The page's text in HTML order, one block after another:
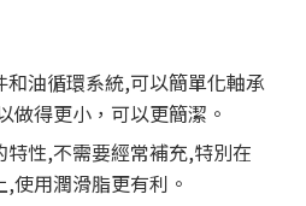
和油循環系統,可以簡單化軸承
做得更小，可以更簡潔。
性,不需要經常補充,特別在
使用潤滑脂更有利。